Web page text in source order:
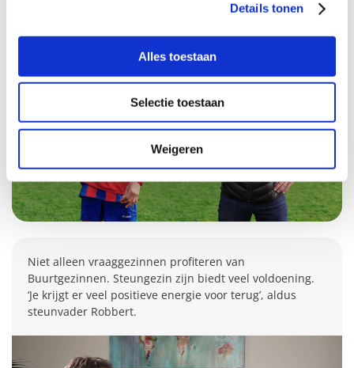
Details tonen
Alles toestaan
Selectie toestaan
Weigeren
Niet alleen vraaggezinnen profiteren van
Buurtgezinnen. Steungezin zijn biedt veel voldoening.
‘Je krijgt er veel positieve energie voor terug’, aldus
steunvader Robbert.